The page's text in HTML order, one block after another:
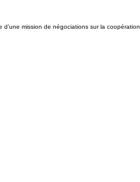
mission de négociations sur la coopération